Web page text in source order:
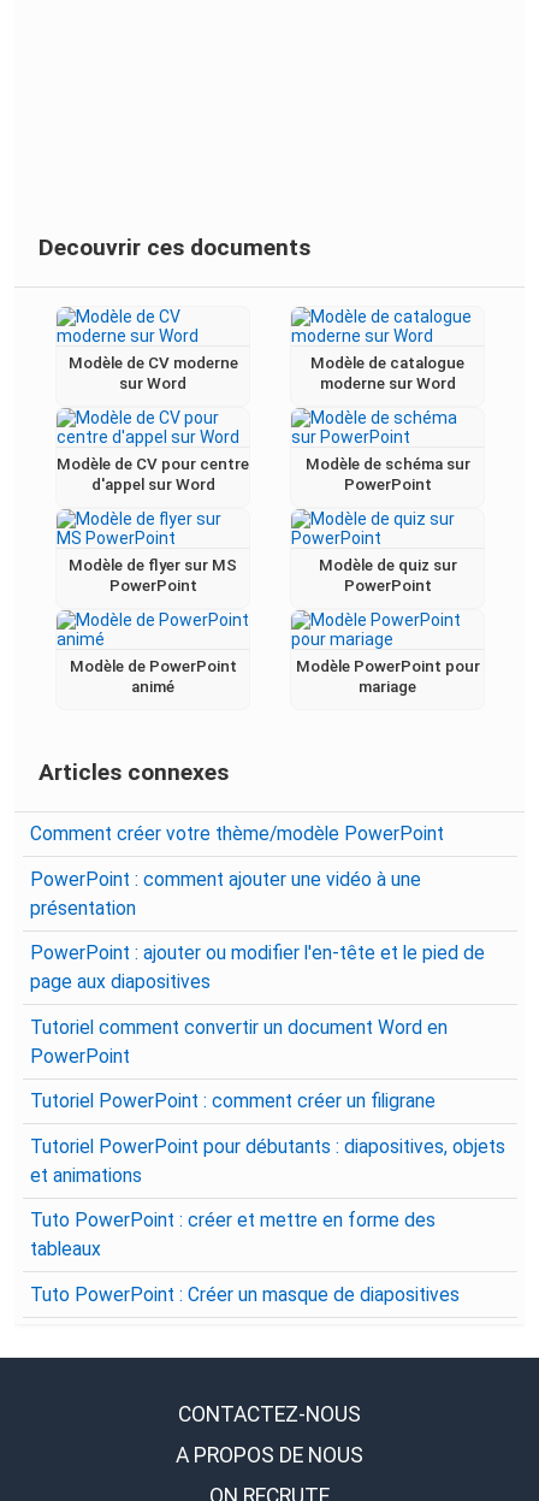
Decouvrir ces documents
Modèle de CV moderne
sur Word
Modèle de catalogue
moderne sur Word
Modèle de CV pour centre
d'appel sur Word
Modèle de schéma sur
PowerPoint
Modèle de flyer sur MS
PowerPoint
Modèle de quiz sur
PowerPoint
Modèle de PowerPoint
animé
Modèle PowerPoint pour
mariage
Articles connexes
Comment créer votre thème/modèle PowerPoint
PowerPoint : comment ajouter une vidéo à une
présentation
PowerPoint : ajouter ou modifier l'en-tête et le pied de
page aux diapositives
Tutoriel comment convertir un document Word en
PowerPoint
Tutoriel PowerPoint : comment créer un filigrane
Tutoriel PowerPoint pour débutants : diapositives, objets
et animations
Tuto PowerPoint : créer et mettre en forme des
tableaux
Tuto PowerPoint : Créer un masque de diapositives
CONTACTEZ-NOUS
A PROPOS DE NOUS
ON RECRUTE